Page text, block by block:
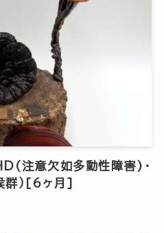
意欠如多動性障害)・
群）[6ヶ月]